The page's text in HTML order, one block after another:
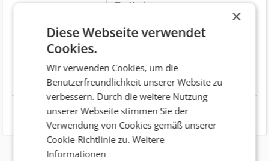
Merken
Website http://www.streulicreations.com
×
Diese Webseite verwendet
Cookies.
Wir verwenden Cookies, um die
Benutzerfreundlichkeit unserer Website zu
verbessern. Durch die weitere Nutzung
unserer Webseite stimmen Sie der
Verwendung von Cookies gemäß unserer
Cookie-Richtlinie zu.Weitere
Informationen